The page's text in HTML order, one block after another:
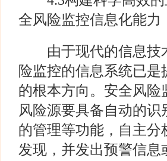
全风险监控信息化能力
由于现代的信息技
险监控的信息系统已
的根本方向。安全风
风险源要具备自动的
的管理等功能，自主
发现，并发出预警信